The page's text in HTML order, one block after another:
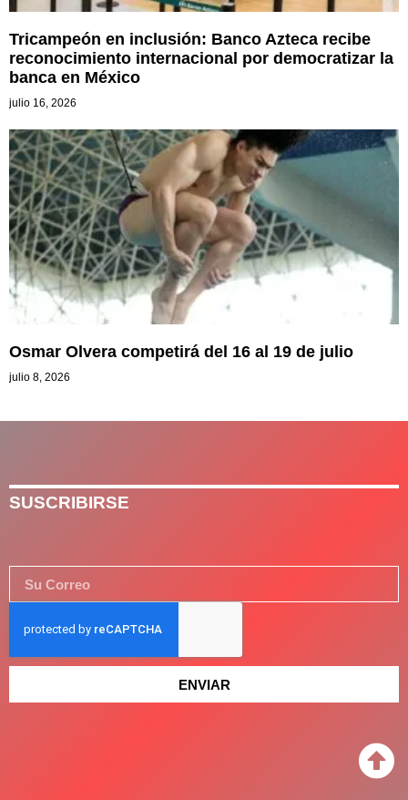
Tricampeón en inclusión: Banco Azteca recibe
reconocimiento internacional por democratizar la
banca en México
julio 16, 2026
Osmar Olvera competirá del 16 al 19 de julio
julio 8, 2026
SUSCRIBIRSE
ENVIAR